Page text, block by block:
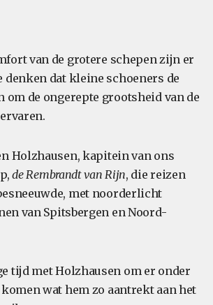
van de grotere schepen zijn er
denken dat kleine schoeners de
om de ongerepte grootsheid van de
Holzhausen, kapitein van ons
de Rembrandt van Rijn, die reizen
met noorderlicht
van Spitsbergen en Noord-
tijd met Holzhausen om er onder
wat hem zo aantrekt aan het